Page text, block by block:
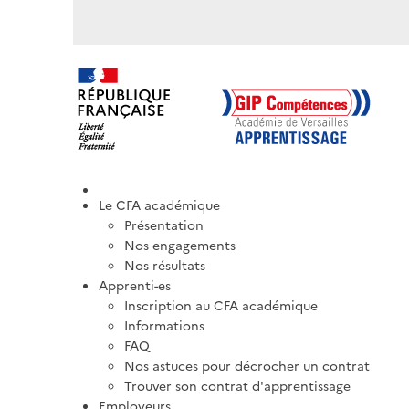
Le CFA académique
Présentation
Nos engagements
Nos résultats
Apprenti-es
Inscription au CFA académique
Informations
FAQ
Nos astuces pour décrocher un contrat
Trouver son contrat d'apprentissage
Employeurs